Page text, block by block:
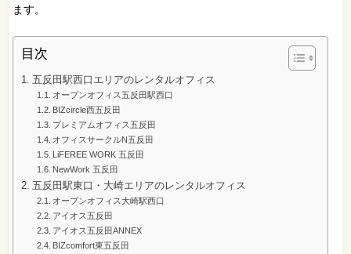
ます。
目次
五反田駅西口エリアのレンタルオフィス
オープンオフィス五反田駅西口
BIZcircle西五反田
プレミアムオフィス五反田
オフィスサークルN五反田
LiFEREE WORK 五反田
NewWork 五反田
五反田駅東口・大崎エリアのレンタルオフィス
オープンオフィス大崎駅西口
アイオス五反田
アイオス五反田ANNEX
BIZcomfort東五反田